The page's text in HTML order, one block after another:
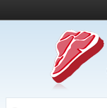
¿Qué es esto?
Directorio